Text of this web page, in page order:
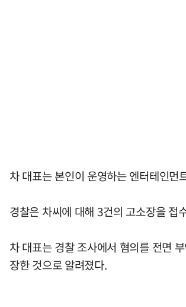
차 대표는 본인이 운영하는 엔터테인
경찰은 차씨에 대해 3건의 고소장을 접
차 대표는 경찰 조사에서 혐의를 전면
장한 것으로 알려졌다.